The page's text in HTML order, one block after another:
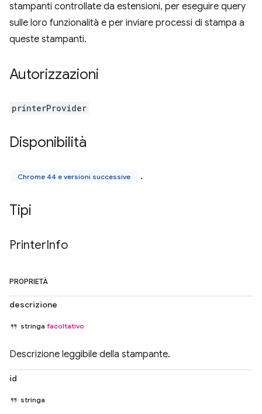
stampanti controllate da estensioni, per eseguire query
sulle loro funzionalità e per inviare processi di stampa a
queste stampanti.
Autorizzazioni
printerProvider
Disponibilità
Chrome 44 e versioni successive .
Tipi
PrinterInfo
PROPRIETÀ
descrizione
stringa facoltativo
Descrizione leggibile della stampante.
id
stringa